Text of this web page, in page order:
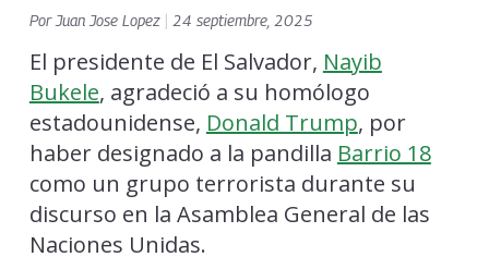
Por Juan Jose Lopez 24 septiembre, 2025
El presidente de El Salvador, Nayib
Bukele, agradeció a su homólogo
estadounidense, Donald Trump, por
haber designado a la pandilla Barrio 18
como un grupo terrorista durante su
discurso en la Asamblea General de las
Naciones Unidas.